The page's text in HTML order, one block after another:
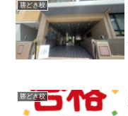
勝どき校
勝どき校